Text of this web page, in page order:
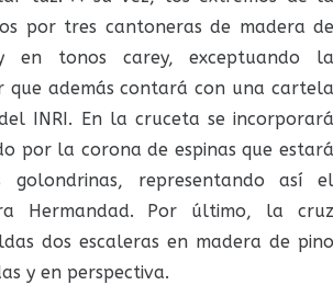
por tres cantoneras de madera de
en tonos carey, exceptuando la
que además contará con una cartela
INRI. En la cruceta se incorporará
por la corona de espinas que estará
golondrinas, representando así el
Hermandad. Por último, la cruz
dos escaleras en madera de pino
y en perspectiva.